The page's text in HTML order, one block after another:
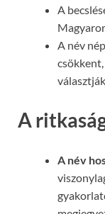
A
A név
A
A név